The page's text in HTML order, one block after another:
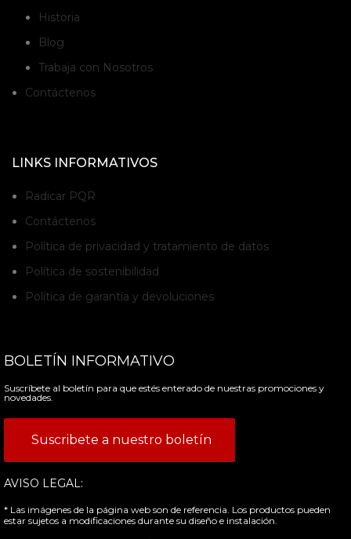
Historia
Blog
Trabaja con Nosotros
Contáctenos
LINKS INFORMATIVOS
Radicar PQR
Contáctenos
Política de privacidad y tratamiento de datos
Política de sostenibilidad
Política de garantía y devoluciones
BOLETÍN INFORMATIVO
Suscríbete al boletín para que estés enterado de nuestras promociones y
novedades.
Suscribete a nuestro boletín
AVISO LEGAL:
* Las imágenes de la página web son de referencia. Los productos pueden
estar sujetos a modificaciones durante su diseño e instalación.